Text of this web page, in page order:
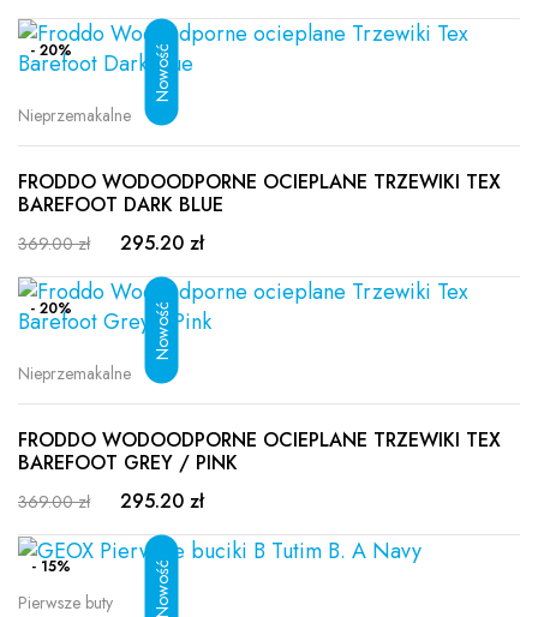
- 20%
Nieprzemakalne
FRODDO WODOODPORNE OCIEPLANE TRZEWIKI TEX
BAREFOOT DARK BLUE
369.00 zł 295.20 zł
- 20%
Nieprzemakalne
FRODDO WODOODPORNE OCIEPLANE TRZEWIKI TEX
BAREFOOT GREY / PINK
369.00 zł 295.20 zł
- 15%
Pierwsze buty